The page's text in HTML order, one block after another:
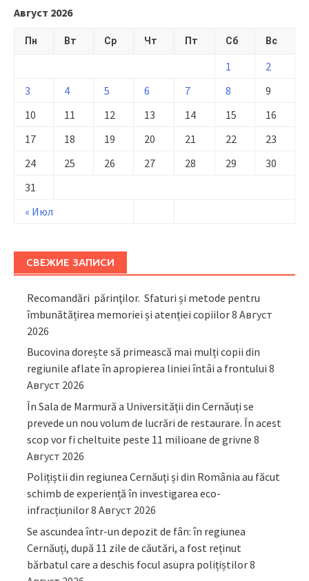
Август 2026
Пн Вт Ср Чт Пт Сб Вс
« Июл
1
2
3
4 5 6 7 8
9
10
11 12 13 14 15
16
17
18 19 20 21 22
23
24
25 26 27 28 29
30
31
СВЕЖИЕ ЗАПИСИ
Recomandări părinţilor. Sfaturi și metode pentru
îmbunătățirea memoriei și atenției copiilor8 Август
2026
Bucovina dorește să primească mai mulți copii din
regiunile aflate în apropierea liniei întâi a frontului 8
Август 2026
În Sala de Marmură a Universității din Cernăuți se
prevede un nou volum de lucrări de restaurare. În acest
scop vor fi cheltuite peste 11 milioane de grivne 8
Август 2026
Polițiștii din regiunea Cernăuți și din România au făcut
schimb de experiență în investigarea eco-
infracțiunilor8 Август 2026
Se ascundea într-un depozit de fân: în regiunea
Cernăuți, după 11 zile de căutări, a fost reținut
bărbatul care a deschis focul asupra polițiștilor8